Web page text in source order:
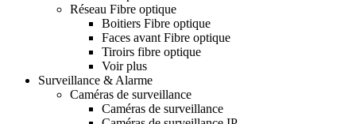
Réseau Fibre optique
Boitiers Fibre optique
Faces avant Fibre optique
Tiroirs fibre optique
Voir plus
Surveillance & Alarme
Caméras de surveillance
Caméras de surveillance